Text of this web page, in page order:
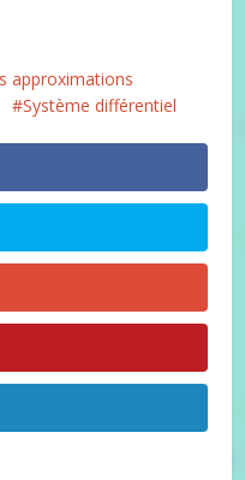
approximations
Système différentiel